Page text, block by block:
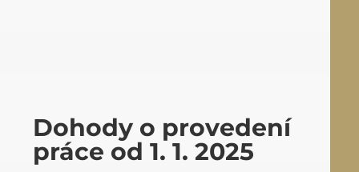
Dohody o provedení
práce od 1. 1. 2025